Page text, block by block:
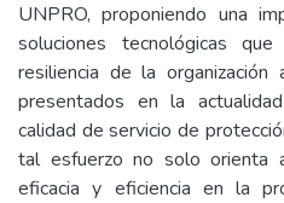
UNPRO, proponiendo una
soluciones tecnológicas
resiliencia de la
presentados en la
calidad de servicio de
tal esfuerzo no solo orienta
eficacia y eficiencia en la